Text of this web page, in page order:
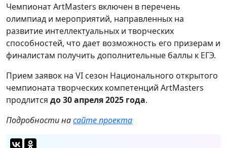
Чемпионат ArtMasters включен в перечень
олимпиад и мероприятий, направленных на
развитие интеллектуальных и творческих
способностей, что дает возможность его призерам и
финалистам получить дополнительные баллы к ЕГЭ.
Прием заявок на VI сезон Национального открытого
чемпионата творческих компетенций ArtMasters
продлится до 30 апреля 2025 года.
Подробности насайте проекта